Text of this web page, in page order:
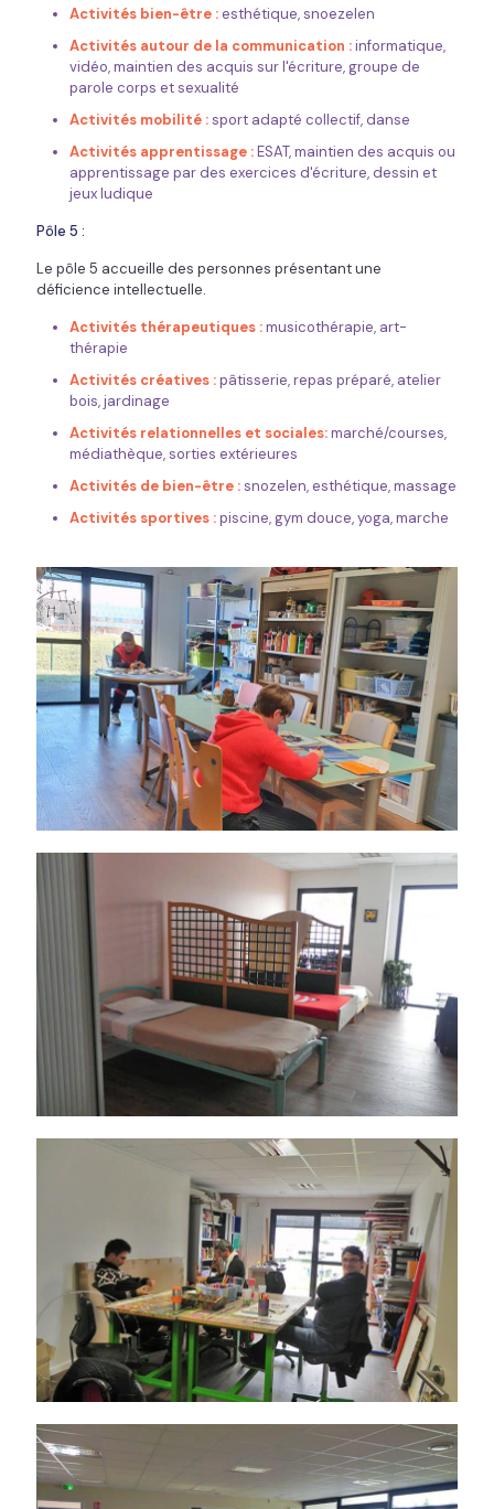
Activités bien-être :esthétique, snoezelen
Activités autour de la communication :informatique,
vidéo, maintien des acquis sur l'écriture, groupe de
parole corps et sexualité
Activités mobilité :sport adapté collectif, danse
Activités apprentissage :ESAT, maintien des acquis ou
apprentissage par des exercices d'écriture, dessin et
jeux ludique
Pôle 5 :
Le pôle 5 accueille des personnes présentant une
déficience intellectuelle.
Activités thérapeutiques :musicothérapie, art-
thérapie
Activités créatives :pâtisserie, repas préparé, atelier
bois, jardinage
Activités relationnelles et sociales:marché/courses,
médiathèque, sorties extérieures
Activités de bien-être :snozelen, esthétique, massage
Activités sportives :piscine, gym douce, yoga, marche